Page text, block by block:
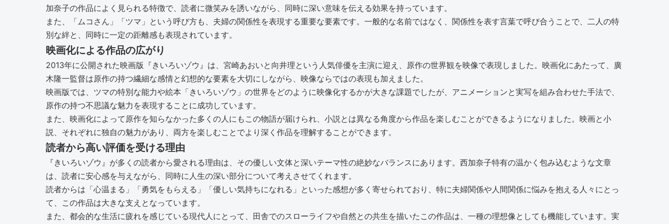
加奈子の作品によく見られる特徴で、読者に微笑みを誘いながら、同時に深い意味を伝える効果を持っています。
また、「ムコさん」「ツマ」という呼び方も、夫婦の関係性を表現する重要な要素です。一般的な名前ではなく、関係性を表す言葉で呼び合うことで、二人の特
別な絆と、同時に一定の距離感も表現されています。
映画化による作品の広がり
2013年に公開された映画版『きいろいゾウ』は、宮崎あおいと向井理という人気俳優を主演に迎え、原作の世界観を映像で表現しました。映画化にあたって、廣
木隆一監督は原作の持つ繊細な感情と幻想的な要素を大切にしながら、映像ならではの表現も加えました。
映画版では、ツマの特別な能力や絵本「きいろいゾウ」の世界をどのように映像化するかが大きな課題でしたが、アニメーションと実写を組み合わせた手法で、
原作の持つ不思議な魅力を表現することに成功しています。
また、映画化によって原作を知らなかった多くの人にもこの物語が届けられ、小説とは異なる角度から作品を楽しむことができるようになりました。映画と小
説、それぞれに独自の魅力があり、両方を楽しむことでより深く作品を理解することができます。
読者から高い評価を受ける理由
『きいろいゾウ』が多くの読者から愛される理由は、その優しい文体と深いテーマ性の絶妙なバランスにあります。西加奈子特有の温かく包み込むような文章
は、読者に安心感を与えながら、同時に人生の深い部分について考えさせてくれます。
読者からは「心温まる」「勇気をもらえる」「優しい気持ちになれる」といった感想が多く寄せられており、特に夫婦関係や人間関係に悩みを抱える人々にとっ
て、この作品は大きな支えとなっています。
また、都会的な生活に疲れを感じている現代人にとって、田舎でのスローライフや自然との共生を描いたこの作品は、一種の理想像としても機能しています。実